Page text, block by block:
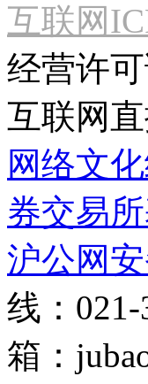
互联网
经营许
互联网
网络文
券交易
沪公网
线：021-
箱：